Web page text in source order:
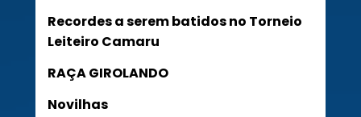
Recordes a serem batidos no Torneio
Leiteiro Camaru
RAÇA GIROLANDO
Novilhas